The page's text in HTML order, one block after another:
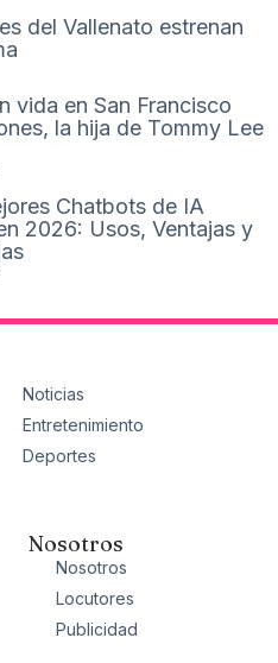
del Vallenato estrenan
vida en San Francisco
la hija de Tommy Lee
Chatbots de IA
2026: Usos, Ventajas y
Noticias
Entretenimiento
Deportes
Nosotros
Nosotros
Locutores
Publicidad